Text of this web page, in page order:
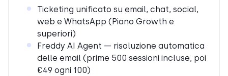
Ticketing unificato su email, chat, social,
web e WhatsApp (Piano Growth e
superiori)
Freddy AI Agent — risoluzione automatica
delle email (prime 500 sessioni incluse, poi
€49 ogni 100)